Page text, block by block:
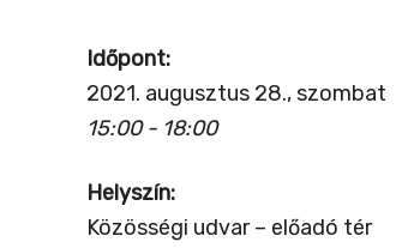
Időpont:
2021. augusztus 28., szombat
15:00 - 18:00
Helyszín:
Közösségi udvar – előadó tér